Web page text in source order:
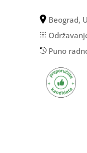
Beograd,
Puno